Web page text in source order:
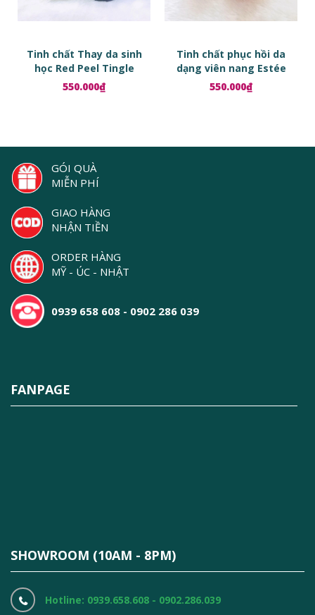
Tinh chất Thay da sinh
học Red Peel Tingle
Serum
550.000₫
Tinh chất phục hồi da
dạng viên nang Estée
Lauder Advanced Night
Repair Ampoules
550.000₫
GÓI QUÀ
MIỄN PHÍ
GIAO HÀNG
NHẬN TIỀN
ORDER HÀNG
MỸ - ÚC - NHẬT
0939 658 608 - 0902 286 039
FANPAGE
SHOWROOM (10AM - 8PM)
Hotline: 0939.658.608 - 0902.286.039